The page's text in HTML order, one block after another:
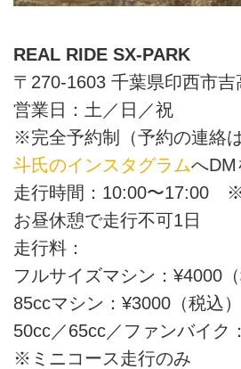
REAL RIDE SX-PARK
〒270-1603 千葉県印西市吉
営業日：土／日／祝
※完全予約制（予約の連絡
斗氏のインスタグラムへDM
走行時間：10:00〜17:00
お昼休憩で走行不可1日
走行料：
フルサイズマシン：¥4000（
85ccマシン：¥3000（税込）
50cc／65cc／ファンバイク
※ミニコース走行のみ